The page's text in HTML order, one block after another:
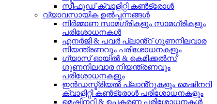
സീഫുഡ് ക്വാളിറ്റി കൺട്രോൾ
വ്യാവസായിക ഉൽപ്പന്നങ്ങൾ
നിർമ്മാണ സാമഗ്രികളും സാമഗ്രികളും
പരിശോധനകൾ
എനർജി & പവർ പ്ലാൻ്റ് ഗുണനിലവാര
നിയന്ത്രണവും പരിശോധനകളും
ഗ്യാസ് ഓയിൽ & കെമിക്കൽസ്
ഗുണനിലവാര നിയന്ത്രണവും
പരിശോധനകളും
ഇൻഡസ്ട്രിയൽ പ്ലാൻ്റുകളും മെഷിനറി
ക്വാളിറ്റി കൺട്രോൾ പരിശോധനകളും
മെഷിനറി & ഉപകരണ പരിശോധനകൾ